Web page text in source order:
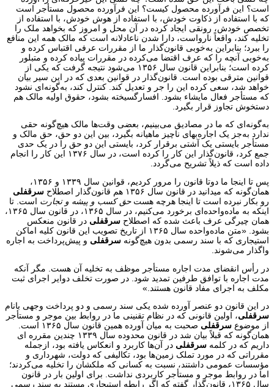
است؟ این فرآورده محصول کیست؟ این فرآورده محصول مستأجر است
که با استفاده از ذکاوت خودش، با استفاده از هوش خودش، با استفاده از
تخصص خودش، رونقی ایجاد کرده در آن محل و امروز که بخواهد ملک را
تخلیه کند، واقعاً نارواست، دارا شدن ناعادلانه است که مالک همه این منافع
را ببرد؛ بنابراین به‌خوبی قانون‌گذار ما از مقررات عرفی اقتباس کرده و
به‌خوبی آنچه را که عرف اقتضا می‌کرده در مقررات پیاده کرده و متبلور
کرده است؛ بنابراین قانون سال ۱۳۵۶ می‌شود نتیجه گرفت که یکی از
قوانین مترقی بوده است. قانون‌گذار در قوانین بعدی که در این سیر بیان
خواهد شد، سعی کرده این را جر و تعدیل کند. کنترل کند، به‌گونه‌ای نشود
که مستأجر فعال مایشاء بشود. افسارگسیخته بشود، حقوق اولیه مالک هم
دستخوش تجاوز قرار بگیرد.
به‌گونه‌ای که ما در مصادیق می‌بینیم، بعضی وقت‌ها مالک هیچ‌گونه حقی
ندارد به‌جز یک اجاره‌بهای ناچیز ماهیانه بگیرد، بین این دو حق، حق مالک و
مستأجر بایستی یک آشتی برقرار کرد، بایستی این دو حق را در یک حدی
جمع کرد، قانون‌گذار این کار را کرده است، در سال ۱۳۷۶ این کار را انجام
داده است که ذیلاً تشریح می‌گردد.
پس تا اینجا ما دوتا قانون را مرور کردیم، قوانین سال ۱۳۳۹ و ۱۳۵۶،
همان‌گونه که میدانید در قانون سال ۱۳۵۶ هم قانون‌گذار اصطلاح
سرقفلی
رو بکار نبرده است تا اینجا هرچه هستحق کسب و پیشه و تجارت است. تا
اینکه به ماده‌واحده‌ای برخورد می‌کنیم، در سال ۱۳۶۵، در قانون سال ۱۳۶۵،
همان چیرگی عرف باعث شده که اصطلاح سرقفلی در قانون منعکس
بشود. «متن ماده‌واحده سال ۱۳۶۵ از تاریخ تصویب این قانون کلیه اماکن
استیجاری که با سند رسمی بدون هیچ‌گونه سرقفلی و پیش‌پرداخت به اجاره
واگذار می‌شوند.
در رأس انقضای مدت اجاره مستأجر موظف به تخلیه آن هست. مگر آنکه
مدت اجاره با توافق طرفین تمدید شود. در صورت تخلف دوایر اجرای ثبت
مکلف به اجرای مفاد قانون هستند.»
در این قانون دو عنصر آورده شده یکی سند رسمی و دو پرداخت وجهی بانام
سرقفلی، اولین قانونی که در نظام تقنینی ما در روابط بین موجر و مستأجر
از موضوع سرقفلی
صحبت به میان آورده همین قانون سال ۱۳۶۵ است.
همان‌گونه که قبلاً بیان شد در قانون محدوده سال ۱۳۳۹ چندین مقرره ای
داریم که در کلمه سرقفلی در آن‌ها کاربرد و انعکاس یافته بود، ازجمله
مقرراتی که در مورد تملک زمین‌ها بود، تکالیفی که دولت، شهرداری و
مؤسسات عمومی داشتند، نسبت به کسانی که ملکشان را تخلیه می‌کردند؛
اما در روابط موجر و مستأجر کاربردی نداشت. برای اولین بار در قانون
سال ۱۳۶۵، قانون‌گذار گفته که اگر رابطه استیجاری مستند به سند رسمی